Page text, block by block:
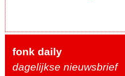
fonk daily
dagelijkse nieuwsbrief